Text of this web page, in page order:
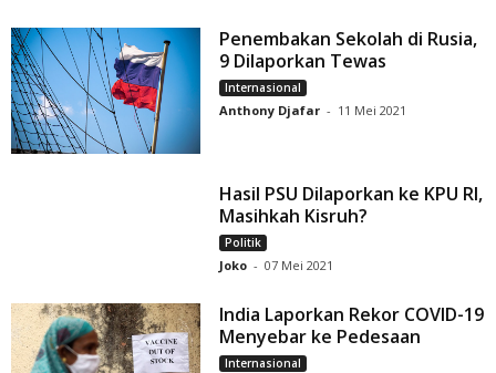
Penembakan Sekolah di Rusia,
9 Dilaporkan Tewas
Internasional
Anthony Djafar - 11 Mei 2021
Hasil PSU Dilaporkan ke KPU RI,
Masihkah Kisruh?
Politik
Joko - 07 Mei 2021
India Laporkan Rekor COVID-19
Menyebar ke Pedesaan
Internasional